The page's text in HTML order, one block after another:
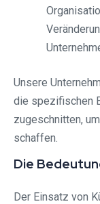
Unsere
die spezifischen
zugeschnitten,
schaffen.
Die
Der Einsatz von